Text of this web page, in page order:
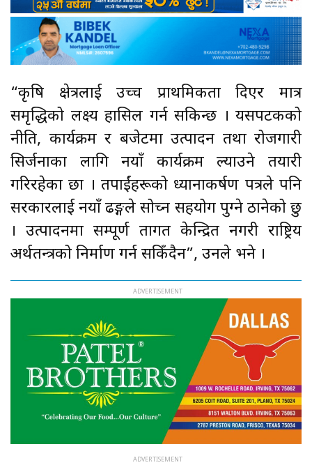
“कृषि क्षेत्रलाई उच्च प्राथमिकता दिएर मात्र
समृद्धिको लक्ष्य हासिल गर्न सकिन्छ । यसपटकको
नीति, कार्यक्रम र बजेटमा उत्पादन तथा रोजगारी
सिर्जनाका लागि नयाँ कार्यक्रम ल्याउने तयारी
गरिरहेका छौँ । तपाईंहरूको ध्यानाकर्षण पत्रले पनि
सरकारलाई नयाँ ढङ्गले सोच्न सहयोग पुग्ने ठानेको छु
। उत्पादनमा सम्पूर्ण तागत केन्द्रित नगरी राष्ट्रिय
अर्थतन्त्रको निर्माण गर्न सकिँदैन”, उनले भने ।